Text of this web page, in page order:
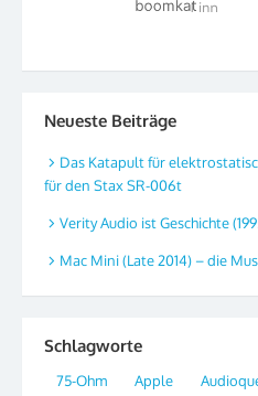
Neueste Beiträge
Das Katapult für
für den Stax SR-006t
Verity Audio ist Geschichte
Mac Mini (Late 2014) – die
Schlagworte
75-Ohm Apple